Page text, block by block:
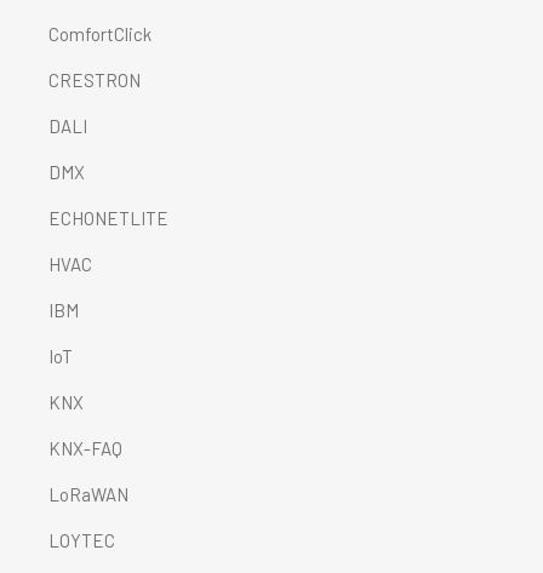
ComfortClick
CRESTRON
DALI
DMX
ECHONETLITE
HVAC
IBM
IoT
KNX
KNX-FAQ
LoRaWAN
LOYTEC